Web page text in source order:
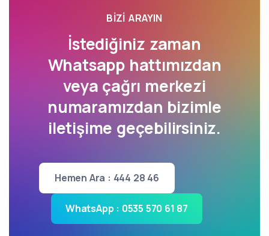
BIZI ARAYIN
İstediğiniz zaman
Whatsapp hattımızdan
veya çağrı merkezi
numaramızdan bizimle
iletişime geçebilirsiniz.
Hemen Ara : 444 28 46
WhatsApp : 0535 570 61 87